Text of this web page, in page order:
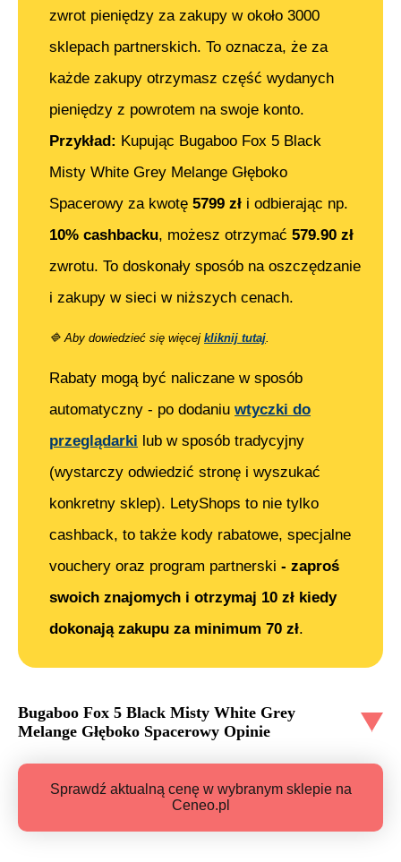
zwrot pieniędzy za zakupy w około 3000
sklepach partnerskich. To oznacza, że za
każde zakupy otrzymasz część wydanych
pieniędzy z powrotem na swoje konto.
Przykład: Kupując Bugaboo Fox 5 Black
Misty White Grey Melange Głęboko
Spacerowy za kwotę 5799 zł i odbierając np.
10% cashbacku, możesz otrzymać 579.90 zł
zwrotu. To doskonały sposób na oszczędzanie
i zakupy w sieci w niższych cenach.
🔷 Aby dowiedzieć się więcej kliknij tutaj
Rabaty mogą być naliczane w sposób
automatyczny - po dodaniu wtyczki do
przeglądarki lub w sposób tradycyjny
(wystarczy odwiedzić stronę i wyszukać
konkretny sklep). LetyShops to nie tylko
cashback, to także kody rabatowe, specjalne
vouchery oraz program partnerski - zaproś
swoich znajomych i otrzymaj 10 zł kiedy
dokonają zakupu za minimum 70 zł.
Bugaboo Fox 5 Black Misty White Grey
Melange Głęboko Spacerowy Opinie
Sprawdź aktualną cenę w wybranym sklepie na
Ceneo.pl